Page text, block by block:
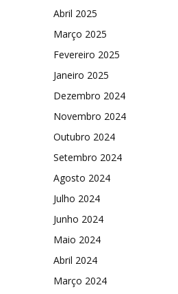
Abril 2025
Março 2025
Fevereiro 2025
Janeiro 2025
Dezembro 2024
Novembro 2024
Outubro 2024
Setembro 2024
Agosto 2024
Julho 2024
Junho 2024
Maio 2024
Abril 2024
Março 2024